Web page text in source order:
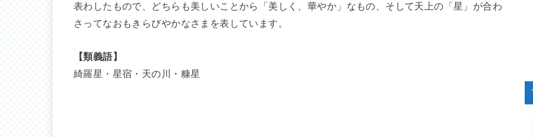
表わしたもので、どちらも美しいことから「美しく、華やか」なもの、そして天上の「星」が合わ
さってなおもきらびやかなさまを表しています。
【類義語】
綺羅星・星宿・天の川・糠星